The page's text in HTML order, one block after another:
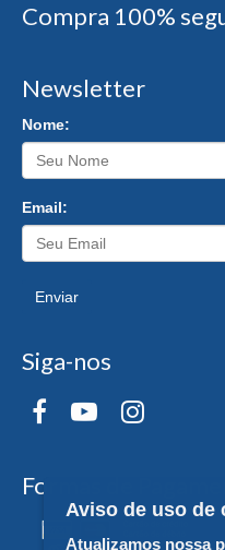
Compra 100%
Newsletter
Nome:
Email:
Enviar
Siga-nos
Formas de
Aviso de uso de
Atualizamos nossa